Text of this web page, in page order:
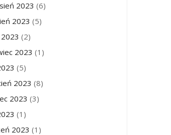
2023 (6)
2023 (5)
(2)
2023 (1)
(5)
2023 (8)
2023 (3)
(1)
2023 (1)